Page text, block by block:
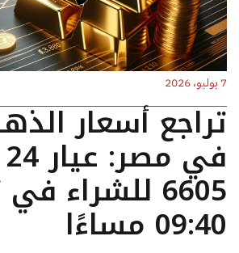
7 يوليو، 2026
تراجع أسعار
6605 للشراء
09:40 مساءًا